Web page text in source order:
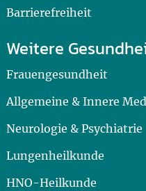
Barrierefreiheit
Weitere
Frauengesundheit
Allgemeine & Innere
Neurologie & Psychiatrie
Lungenheilkunde
HNO-Heilkunde